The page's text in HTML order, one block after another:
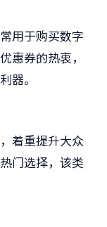
用于购买数字
惠券的热衷，
器。
着重提升大众
门选择，该类